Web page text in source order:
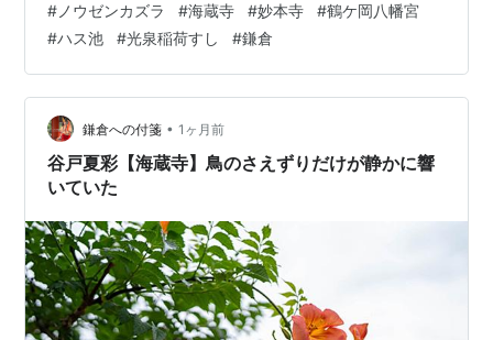
本覚寺、本興寺）経由、妙本寺に行く予定でしたが、前
日に『ノウゼンカズラ 鎌倉』で検索した徒歩ルート、北
鎌倉駅→『海蔵寺』→『鶴ケ岡八幡宮』→『妙本寺』→鎌
倉駅に変更しました。(*^^*) 『海蔵寺』は紅葉🍁が素晴
らしく何度も訪ねましたが、ノウゼンカズラが有名とは
知らなかったわ。 サスガ…
# ノウゼンカズラ #海蔵寺 #妙本寺 #鶴ケ岡八幡宮
#ハス池 #光泉稲荷すし #鎌倉
鎌倉への付箋 • 1ヶ月前
谷戸夏彩【海蔵寺】鳥のさえずりだけが静かに響
いていた